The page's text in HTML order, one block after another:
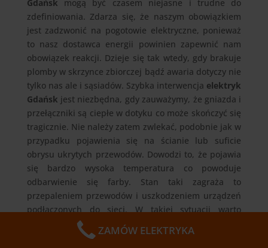
Gdańsk mogą być czasem niejasne i trudne do
zdefiniowania. Zdarza się, że naszym obowiązkiem
jest zadzwonić na pogotowie elektryczne, ponieważ
to nasz dostawca energii powinien zapewnić nam
obowiązek reakcji. Dzieje się tak wtedy, gdy brakuje
plomby w skrzynce zbiorczej bądź awaria dotyczy nie
tylko nas ale i sąsiadów. Szybka interwencja elektryk
Gdańsk jest niezbędna, gdy zauważymy, że gniazda i
przełączniki są ciepłe w dotyku co może skończyć się
tragicznie. Nie należy zatem zwlekać, podobnie jak w
przypadku pojawienia się na ścianie lub suficie
obrysu ukrytych przewodów. Dowodzi to, że pojawia
się bardzo wysoka temperatura co powoduje
odbarwienie się farby. Stan taki zagraża to
przepaleniem przewodów i uszkodzeniem urządzeń
podłączonych do sieci. W takiej sytuacji warto
zdecydować się na pomocZAMÓW ELEKTRYKA